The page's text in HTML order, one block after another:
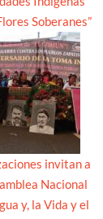
Soberanes”
invitan a
Nacional
y, la Vida y el